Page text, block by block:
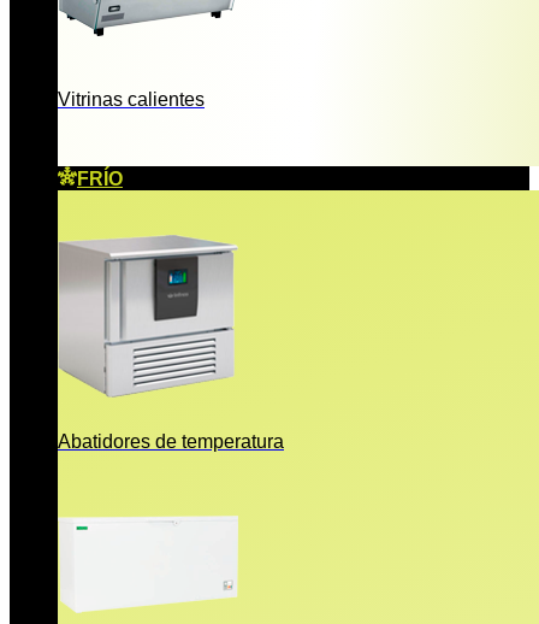
Vitrinas calientes
FRÍO
Abatidores de temperatura